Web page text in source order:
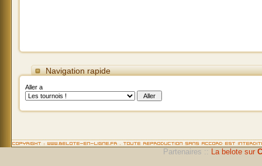
Navigation rapide
Aller a
Partenaires :: La belote sur